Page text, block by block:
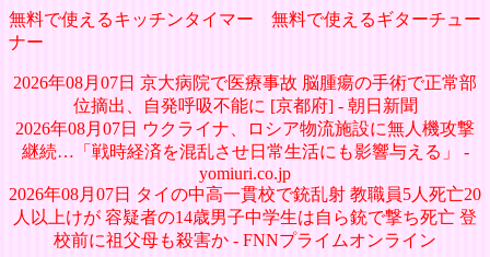
無料で使えるキッチンタイマー
無料で使えるギターチュー
ナー
2026年08月07日 京大病院で医療事故 脳腫瘍の手術で正常部
位摘出、自発呼吸不能に [京都府] - 朝日新聞
2026年08月07日 ウクライナ、ロシア物流施設に無人機攻撃
継続…「戦時経済を混乱させ日常生活にも影響与える」 -
yomiuri.co.jp
2026年08月07日 タイの中高一貫校で銃乱射 教職員5人死亡20
人以上けが 容疑者の14歳男子中学生は自ら銃で撃ち死亡 登
校前に祖父母も殺害か - FNNプライムオンライン